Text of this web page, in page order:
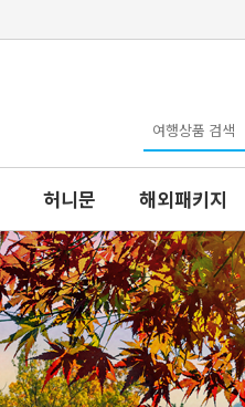
허니문 해외패키지